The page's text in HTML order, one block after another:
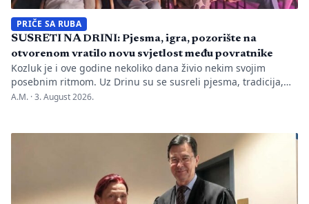
PRIČE SA RUBA
SUSRETI NA DRINI: Pjesma, igra, pozorište na
otvorenom vratilo novu svjetlost među povratnike
Kozluk je i ove godine nekoliko dana živio nekim svojim
posebnim ritmom. Uz Drinu su se susreli pjesma, tradicija,
gluma i ljudi, a „Susreti na Drini ’26“ još jednom su pokazali
se tih dana nije samo […]
A.M. ·3. August 2026.